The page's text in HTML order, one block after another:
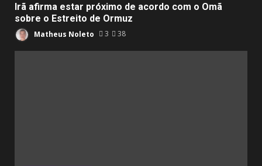
Irã afirma estar próximo de acordo com o Omã
sobre o Estreito de Ormuz
Matheus Noleto 3 38